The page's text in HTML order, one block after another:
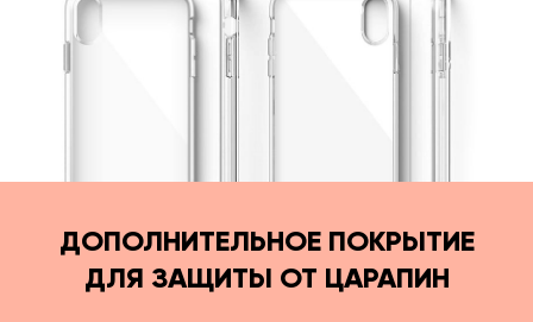
ДОПОЛНИТЕЛЬНОЕ ПОКРЫТИЕ
ДЛЯ ЗАЩИТЫ ОТ ЦАРАПИН